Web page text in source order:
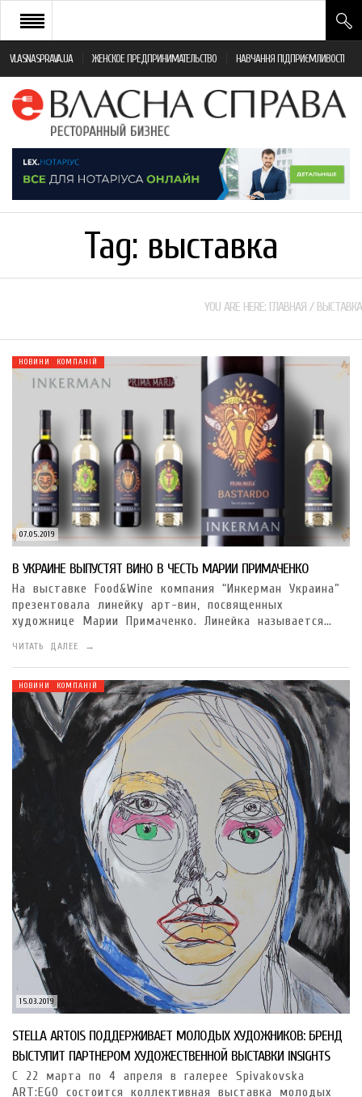
VLASNASPRAVA.UA ЖЕНСКОЕ ПРЕДПРИНИМАТЕЛЬСТВО НАВЧАННЯ ПІДПРИЄМЛИВОСТІ
НОВИНИ РЕСТОРАННОГО БІЗНЕСУ
ЯК ВІДКРИТИ ТА УСПІШНО КЕРУВАТИ
МОНІТОРИНГ ЗАКОНОДАВСТВА
Tag: выставка
YOU ARE HERE: ГЛАВНАЯ / ВЫСТАВКА
07.05.2019
НОВИНИ КОМПАНІЙ
В УКРАИНЕ ВЫПУСТЯТ ВИНО В ЧЕСТЬ МАРИИ ПРИМАЧЕНКО
На выставке Food&Wine компания “Инкерман Украина”
презентовала линейку арт-вин, посвященных
художнице Марии Примаченко. Линейка называется…
ЧИТАТЬ ДАЛЕЕ →
15.03.2019
НОВИНИ КОМПАНІЙ
STELLA ARTOIS ПОДДЕРЖИВАЕТ МОЛОДЫХ ХУДОЖНИКОВ: БРЕНД
ВЫСТУПИТ ПАРТНЕРОМ ХУДОЖЕСТВЕННОЙ ВЫСТАВКИ INSIGHTS
С 22 марта по 4 апреля в галерее Spivakovska
ART:EGO состоится коллективная выставка молодых